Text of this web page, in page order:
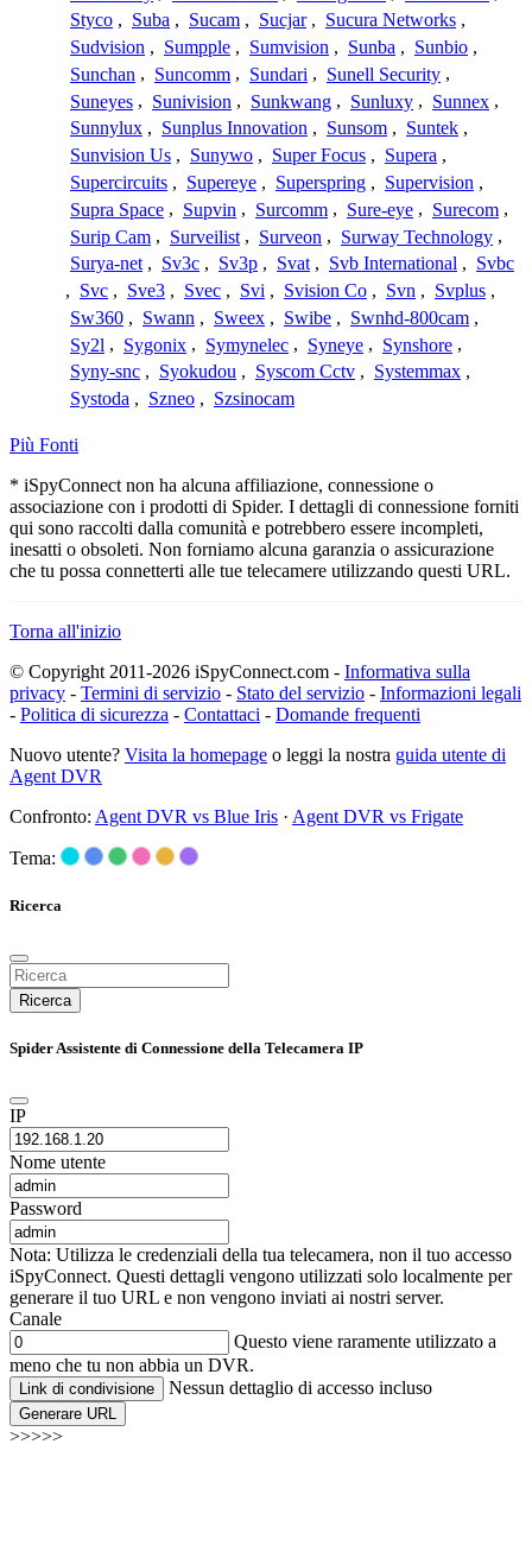
Styco , Suba , Sucam , Sucjar , Sucura Networks ,
Sudvision , Sumpple , Sumvision , Sunba , Sunbio ,
Sunchan , Suncomm , Sundari , Sunell Security ,
Suneyes , Sunivision , Sunkwang , Sunluxy , Sunnex ,
Sunnylux , Sunplus Innovation , Sunsom , Suntek ,
Sunvision Us , Sunywo , Super Focus , Supera ,
Supercircuits , Supereye , Superspring , Supervision ,
Supra Space , Supvin , Surcomm , Sure-eye , Surecom ,
Surip Cam , Surveilist , Surveon , Surway Technology ,
Surya-net , Sv3c , Sv3p , Svat , Svb International , Svbc
, Svc , Sve3 , Svec , Svi , Svision Co , Svn , Svplus ,
Sw360 , Swann , Sweex , Swibe , Swnhd-800cam ,
Sy2l , Sygonix , Symynelec , Syneye , Synshore ,
Syny-snc , Syokudou , Syscom Cctv , Systemmax ,
Systoda , Szneo , Szsinocam
Più Fonti
* iSpyConnect non ha alcuna affiliazione, connessione o
associazione con i prodotti di Spider. I dettagli di connessione forniti
qui sono raccolti dalla comunità e potrebbero essere incompleti,
inesatti o obsoleti. Non forniamo alcuna garanzia o assicurazione
che tu possa connetterti alle tue telecamere utilizzando questi URL.
Torna all'inizio
© Copyright 2011-2026 iSpyConnect.com - Informativa sulla
privacy - Termini di servizio - Stato del servizio - Informazioni legali
- Politica di sicurezza - Contattaci - Domande frequenti
Nuovo utente? Visita la homepage o leggi la nostra guida utente di
Agent DVR
Confronto: Agent DVR vs Blue Iris · Agent DVR vs Frigate
Tema:
Ricerca
Ricerca
Spider Assistente di Connessione della Telecamera IP
IP
Nome utente
Password
Nota: Utilizza le credenziali della tua telecamera, non il tuo accesso
iSpyConnect. Questi dettagli vengono utilizzati solo localmente per
generare il tuo URL e non vengono inviati ai nostri server.
Canale
Questo viene raramente utilizzato a
meno che tu non abbia un DVR.
Link di condivisione Nessun dettaglio di accesso incluso
Generare URL
>>>>>